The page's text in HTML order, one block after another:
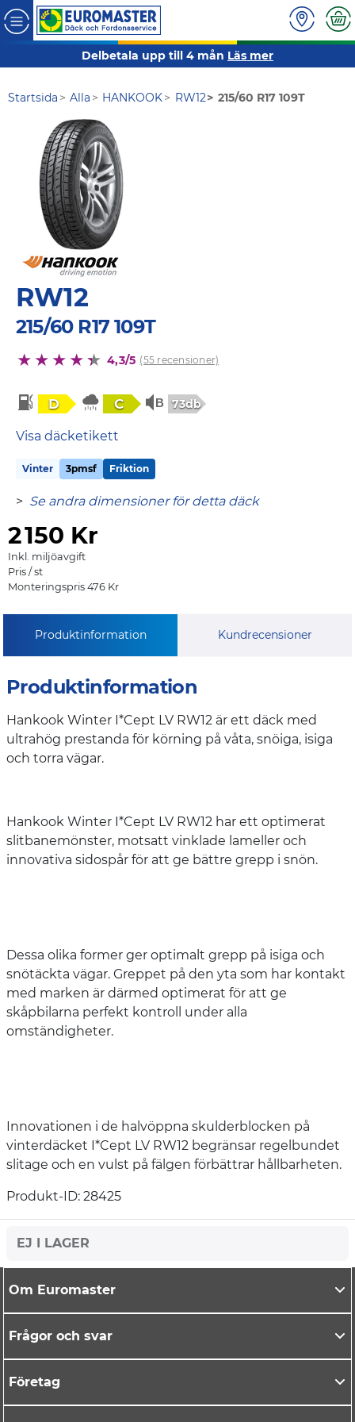
Delbetala upp till 4 mån Läs mer
Startsida Alla HANKOOK RW12 215/60 R17 109T
RW12
215/60 R17 109T
4,3/5 (55 recensioner)
D C 73db
Visa däcketikett
Vinter 3pmsf Friktion
> Se andra dimensioner för detta däck
2150 Kr
Inkl. miljöavgift
Pris / st
Monteringspris 476 Kr
Produktinformation Kundrecensioner
Produktinformation
Hankook Winter I*Cept LV RW12 är ett däck med
ultrahög prestanda för körning på våta, snöiga, isiga
och torra vägar.
Hankook Winter I*Cept LV RW12 har ett optimerat
slitbanemönster, motsatt vinklade lameller och
innovativa sidospår för att ge bättre grepp i snön.
Dessa olika former ger optimalt grepp på isiga och
snötäckta vägar. Greppet på den yta som har kontakt
med marken är därmed optimerat för att ge
skåpbilarna perfekt kontroll under alla
omständigheter.
Innovationen i de halvöppna skulderblocken på
vinterdäcket I*Cept LV RW12 begränsar regelbundet
slitage och en vulst på fälgen förbättrar hållbarheten.
Produkt-ID: 28425
EJ I LAGER
Om Euromaster
Frågor och svar
Företag